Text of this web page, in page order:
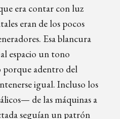
era contar con luz
eran de los pocos
Esa blancura
espacio un tono
adentro del
igual. Incluso los
de las máquinas a
seguían un patrón